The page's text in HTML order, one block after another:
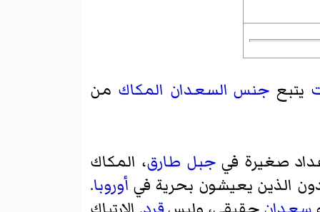
يتبع جنس السعدان المكاك من
صغيرة في جبل طارق، المكاك
الذين يعيشون بحرية في أوروبا.